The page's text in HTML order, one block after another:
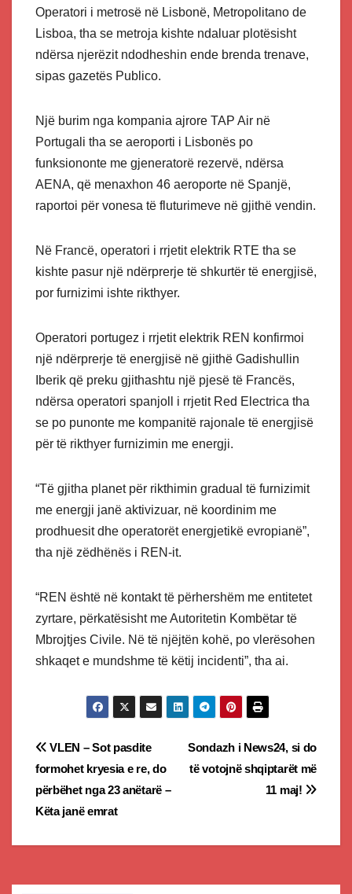
Operatori i metrosë në Lisbonë, Metropolitano de
Lisboa, tha se metroja kishte ndaluar plotësisht
ndërsa njerëzit ndodheshin ende brenda trenave,
sipas gazetës Publico.
Një burim nga kompania ajrore TAP Air në
Portugali tha se aeroporti i Lisbonës po
funksiononte me gjeneratorë rezervë, ndërsa
AENA, që menaxhon 46 aeroporte në Spanjë,
raportoi për vonesa të fluturimeve në gjithë vendin.
Në Francë, operatori i rrjetit elektrik RTE tha se
kishte pasur një ndërprerje të shkurtër të energjisë,
por furnizimi ishte rikthyer.
Operatori portugez i rrjetit elektrik REN konfirmoi
një ndërprerje të energjisë në gjithë Gadishullin
Iberik që preku gjithashtu një pjesë të Francës,
ndërsa operatori spanjoll i rrjetit Red Electrica tha
se po punonte me kompanitë rajonale të energjisë
për të rikthyer furnizimin me energji.
“Të gjitha planet për rikthimin gradual të furnizimit
me energji janë aktivizuar, në koordinim me
prodhuesit dhe operatorët energjetikë evropianë”,
tha një zëdhënës i REN-it.
“REN është në kontakt të përhershëm me entitetet
zyrtare, përkatësisht me Autoritetin Kombëtar të
Mbrojtjes Civile. Në të njëjtën kohë, po vlerësohen
shkaqet e mundshme të këtij incidenti”, tha ai.
Post
navigation
Sondazh i News24, si do
të votojnë shqiptarët më
11 maj!
VLEN – Sot pasdite
formohet kryesia e re, do
përbëhet nga 23 anëtarë –
Këta janë emrat